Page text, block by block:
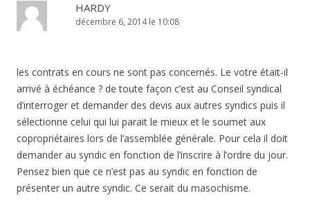
HARDY
décembre 6, 2014 le 10:08
les contrats en cours ne sont pas concernés. Le votre était-il
arrivé à échéance ? de toute façon c’est au Conseil syndical
d’interroger et demander des devis aux autres syndics puis il
sélectionne celui qui lui parait le mieux et le soumet aux
copropriétaires lors de l’assemblée générale. Pour cela il doit
demander au syndic en fonction de l’inscrire à l’ordre du jour.
Pensez bien que ce n’est pas au syndic en fonction de
présenter un autre syndic. Ce serait du masochisme.